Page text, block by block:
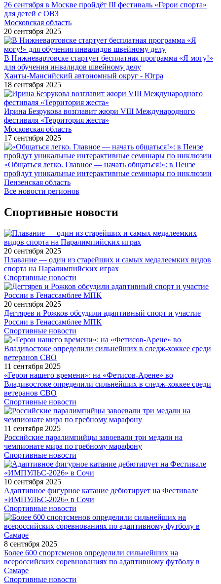
26 сентября в Москве пройдёт III фестиваль «Герои спорта»
для детей с ОВЗ
Московская область
20 сентября 2025
В Нижневартовске стартует бесплатная программа «Я могу!»
для обучения инвалидов швейному делу
Ханты-Мансийский автономный округ - Югра
18 сентября 2025
Ирина Безрукова возглавит жюри VIII Международного
фестиваля «Территория жеста»
Московская область
17 сентября 2025
«Общаться легко. Главное — начать общаться!»: в Пензе
пройдут уникальные интерактивные семинары по инклюзии
Пензенская область
Все новости регионов
Спортивные новости
20 сентября 2025
Плавание — один из старейших и самых медалеемких видов
спорта на Паралимпийских играх
Спортивные новости
20 сентября 2025
Дегтярев и Рожков обсудили адаптивный спорт и участие
России в Генассамблее МПК
Спортивные новости
11 сентября 2025
«Герои нашего времени»: на «Фетисов-Арене» во
Владивостоке определили сильнейших в следж-хоккее среди
ветеранов СВО
Спортивные новости
11 сентября 2025
Российские паралимпийцы завоевали три медали на
чемпионате мира по гребному марафону
Спортивные новости
10 сентября 2025
Адаптивное фигурное катание дебютирует на Фестивале
«ИМПУЛЬС-2026» в Сочи
Спортивные новости
8 сентября 2025
Более 600 спортсменов определили сильнейших на
всероссийских соревнованиях по адаптивному футболу в
Самаре
Спортивные новости